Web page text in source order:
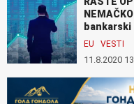
EU VESTI
11.8.2020